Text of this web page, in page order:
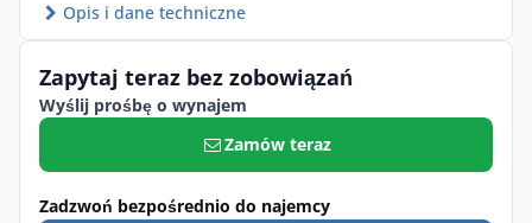
Opis i dane techniczne
Zapytaj teraz bez zobowiązań
Wyślij prośbę o wynajem
Zamów teraz
Zadzwoń bezpośrednio do najemcy